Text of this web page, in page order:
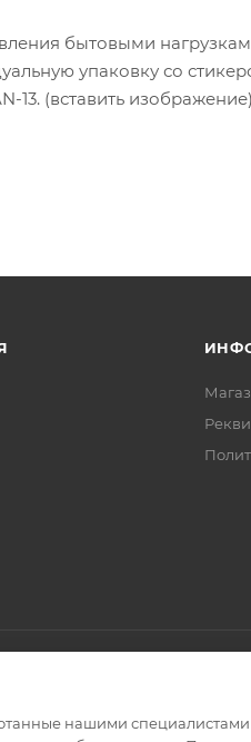
бытовыми
упаковку со
(вставить изображение)
нашими